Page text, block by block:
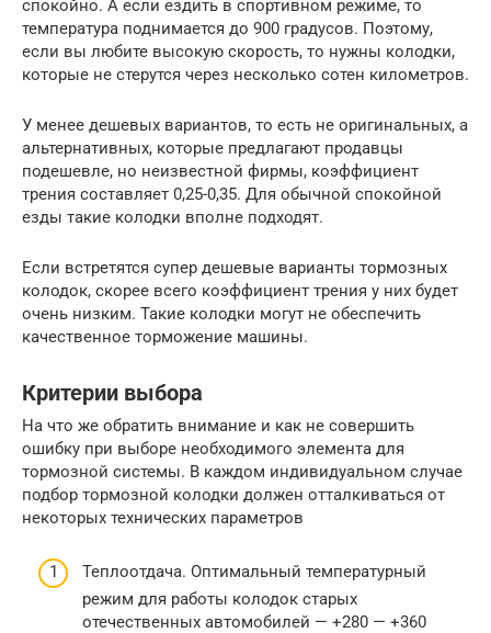
спокойно. А если ездить в спортивном режиме, то
температура поднимается до 900 градусов. Поэтому,
если вы любите высокую скорость, то нужны колодки,
которые не стерутся через несколько сотен километров.
У менее дешевых вариантов, то есть не оригинальных, а
альтернативных, которые предлагают продавцы
подешевле, но неизвестной фирмы, коэффициент
трения составляет 0,25-0,35. Для обычной спокойной
езды такие колодки вполне подходят.
Если встретятся супер дешевые варианты тормозных
колодок, скорее всего коэффициент трения у них будет
очень низким. Такие колодки могут не обеспечить
качественное торможение машины.
Критерии выбора
На что же обратить внимание и как не совершить
ошибку при выборе необходимого элемента для
тормозной системы. В каждом индивидуальном случае
подбор тормозной колодки должен отталкиваться от
некоторых технических параметров
Теплоотдача. Оптимальный температурный
режим для работы колодок старых
отечественных автомобилей — +280 — +360